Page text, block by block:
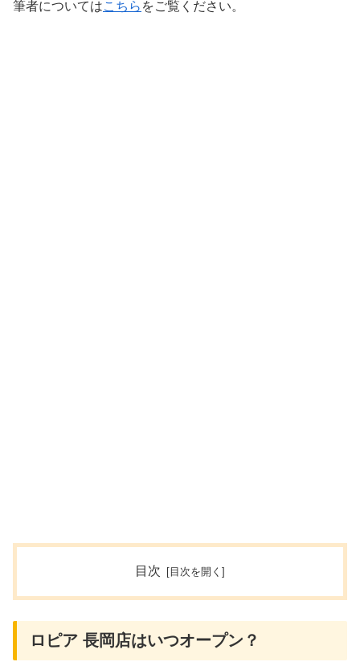
筆者についてはこちら をご覧ください。
目次
ロピア 長岡店はいつオープン？